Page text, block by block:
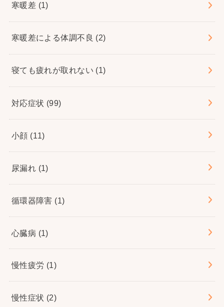
寒暖差 (1)
寒暖差による体調不良 (2)
寝ても疲れが取れない (1)
対応症状 (99)
小顔 (11)
尿漏れ (1)
循環器障害 (1)
心臓病 (1)
慢性疲労 (1)
慢性症状 (2)